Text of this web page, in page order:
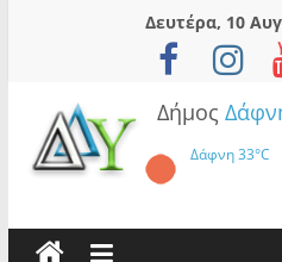
Δευτέρα, 10
Δήμος
Δάφνη33°C